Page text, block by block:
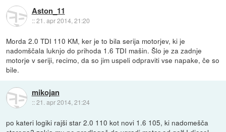
Aston_11
::21. apr 2014, 21:20
Morda 2.0 TDI 110 KM, ker je to bila serija motorjev, ki je
nadomščala luknjo do prihoda 1.6 TDI mašin. Šlo je za zadnje
motorje v seriji, recimo, da so jim uspeli odpraviti vse napake, če so
bile.
mikojan
::21. apr 2014, 21:24
po kateri logiki rajši star 2.0 110 kot novi 1.6 105, ki nadomešča